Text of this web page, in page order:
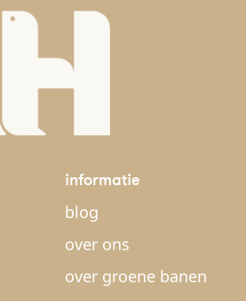
informatie
blog
over ons
over groene banen